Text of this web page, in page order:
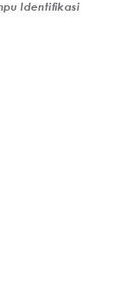
Identifikasi